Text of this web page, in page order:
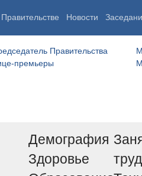
Новости
Правительства
премьеры
Демография
Здоровье
труд